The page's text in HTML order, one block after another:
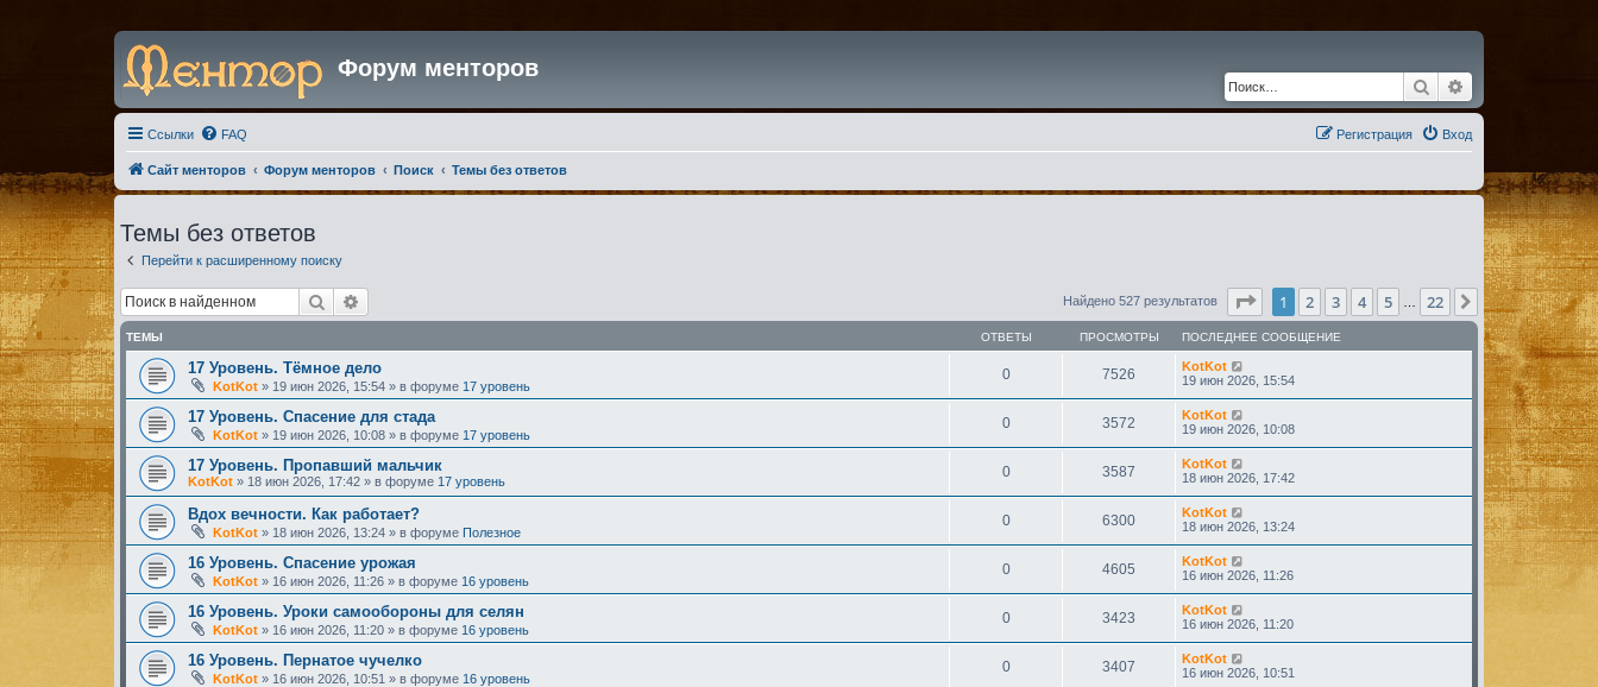
Форум менторов
Поиск
Ссылки FAQ Вход
Регистрация
Сайт менторов Форум менторов Поиск Темы без ответов
Темы без ответов
Перейти к расширенному поиску
Поиск Найдено 527 результатов Страница1 из 22
1 2 3 4 5 22 След.
ТЕМЫ ОТВЕТЫ ПРОСМОТРЫ ПОСЛЕДНЕЕ СООБЩЕНИЕ
17 Уровень. Тёмное дело
KotKot » 19 июн 2026, 15:54 » в форуме 17 уровень
0 7526
KotKot
19 июн 2026, 15:54
17 Уровень. Спасение для стада
KotKot » 19 июн 2026, 10:08 » в форуме 17 уровень
0 3572
KotKot
19 июн 2026, 10:08
17 Уровень. Пропавший мальчик
KotKot » 18 июн 2026, 17:42 » в форуме 17 уровень
0 3587
KotKot
18 июн 2026, 17:42
Вдох вечности. Как работает?
KotKot » 18 июн 2026, 13:24 » в форуме Полезное
0 6300
KotKot
18 июн 2026, 13:24
16 Уровень. Спасение урожая
KotKot » 16 июн 2026, 11:26 » в форуме 16 уровень
0 4605
KotKot
16 июн 2026, 11:26
16 Уровень. Уроки самообороны для селян
KotKot » 16 июн 2026, 11:20 » в форуме 16 уровень
0 3423
KotKot
16 июн 2026, 11:20
16 Уровень. Пернатое чучелко
KotKot » 16 июн 2026, 10:51 » в форуме 16 уровень
0 3407
KotKot
16 июн 2026, 10:51